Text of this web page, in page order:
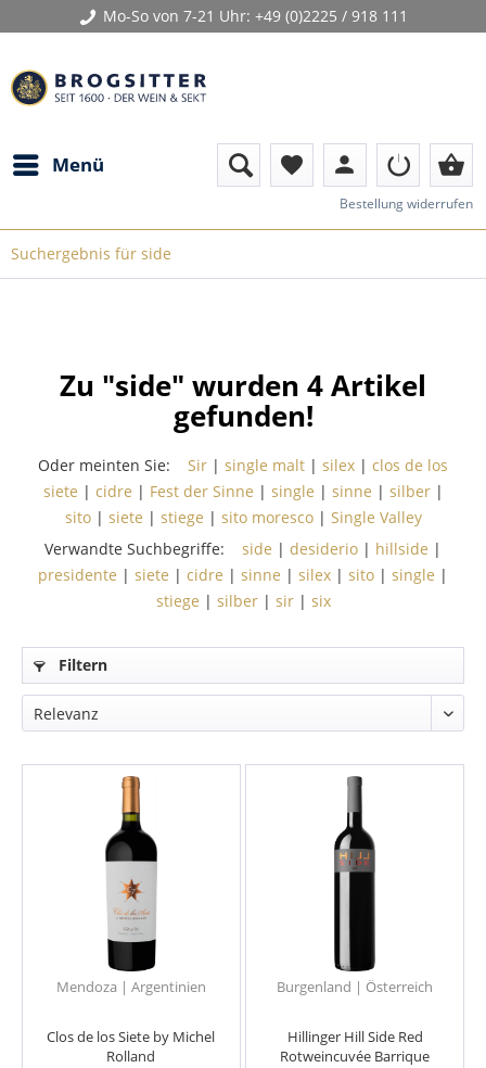
Mo-So von 7-21 Uhr: +49 (0)2225 / 918 111
Menü favorite person shopping_basket
Bestellung widerrufen
Suchergebnis für side
Zu "side" wurden 4Artikel
gefunden!
Oder meinten Sie: Sir | single malt | silex | clos de los
siete | cidre | Fest der Sinne | single | sinne | silber|
sito| siete | stiege | sito moresco| Single Valley
Verwandte Suchbegriffe:
side | desiderio | hillside |
presidente | siete | cidre | sinne | silex | sito | single |
stiege | silber| sir| six
Filtern
Mendoza | Argentinien
Clos de los Siete by Michel
Rolland
Burgenland | Österreich
Hillinger Hill Side Red
Rotweincuvée Barrique